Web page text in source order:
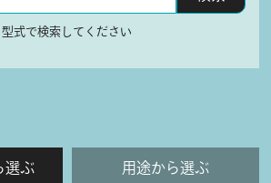
型式で検索してください
選ぶ 用途から選ぶ